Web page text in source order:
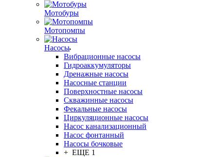
Мотобуры
Мотопомпы
Насосы
Вибрационные насосы
Гидроаккумуляторы
Дренажные насосы
Насосные станции
Поверхностные насосы
Скважинные насосы
Фекальные насосы
Циркуляционные насосы
Насос канализационный
Насос фонтанный
Насосы бочковые
+ ЕЩЕ 1